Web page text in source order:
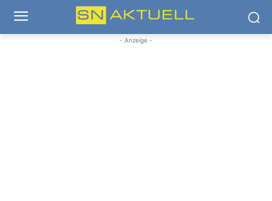
- Anzeige -